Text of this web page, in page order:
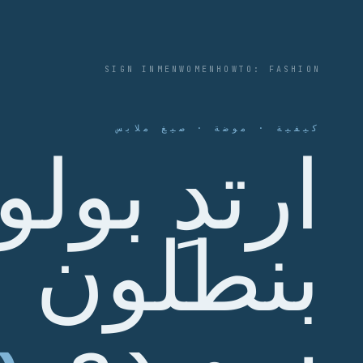
HOWTO: FASHION
WOMEN
MEN
SIGN IN
كيفية · موضة · صيغ ملابس
ارتدِ
بنطلون